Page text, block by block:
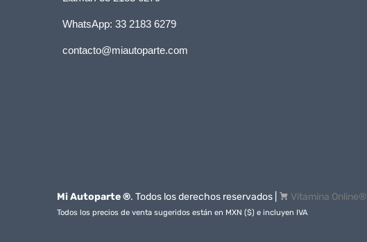
WhatsApp: 33 2183 6279
contacto@miautoparte.com
Mi Autoparte ®. Todos los derechos reservados | Vitamina Online®
Todos los precios de venta sugeridos están en MXN ($) e incluyen IVA